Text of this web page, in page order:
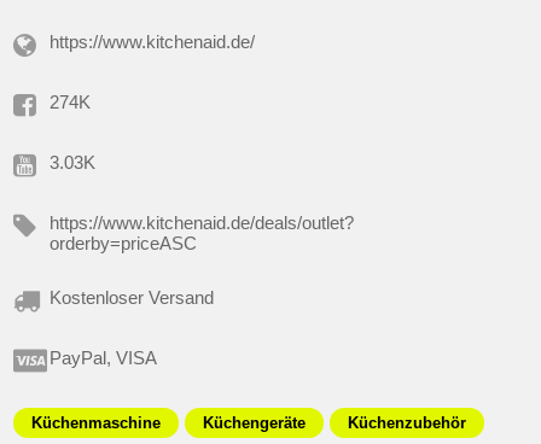
https://www.kitchenaid.de/
274K
3.03K
https://www.kitchenaid.de/deals/outlet?
orderby=priceASC
Kostenloser Versand
PayPal, VISA
Küchenmaschine Küchengeräte Küchenzubehör